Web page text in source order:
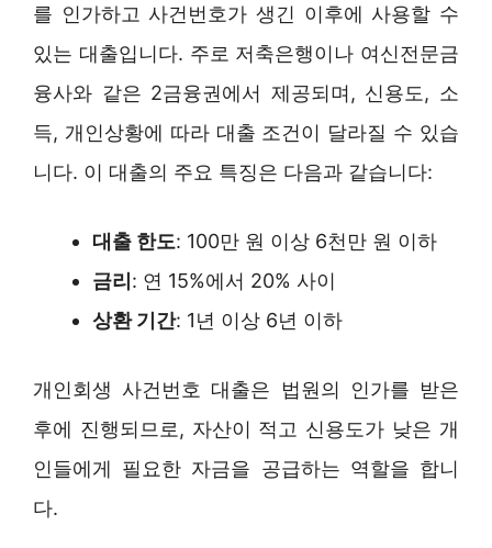
를 인가하고 사건번호가 생긴 이후에 사용할 수
있는 대출입니다. 주로 저축은행이나 여신전문금
융사와 같은 2금융권에서 제공되며, 신용도, 소
득, 개인상황에 따라 대출 조건이 달라질 수 있습
니다. 이 대출의 주요 특징은 다음과 같습니다:
대출 한도: 100만 원 이상 6천만 원 이하
금리: 연 15%에서 20% 사이
상환 기간: 1년 이상 6년 이하
개인회생 사건번호 대출은 법원의 인가를 받은
후에 진행되므로, 자산이 적고 신용도가 낮은 개
인들에게 필요한 자금을 공급하는 역할을 합니
다.